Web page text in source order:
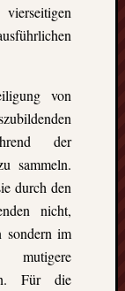
von
der
sammeln.
durch den
nicht,
sondern im
mutigere
Für die